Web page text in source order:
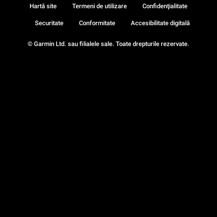
© Garmin Ltd. sau filialele sale. Toate drepturile rezervate.
Hartă site Termeni de utilizare Confidenţialitate
Securitate Conformitate Accesibilitate digitală